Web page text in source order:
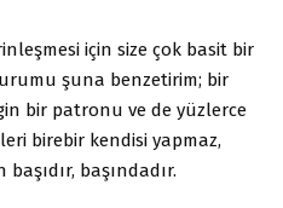
için size çok basit bir
şuna benzetirim; bir
bir patronu ve de yüzlerce
birebir kendisi yapmaz,
başındadır.